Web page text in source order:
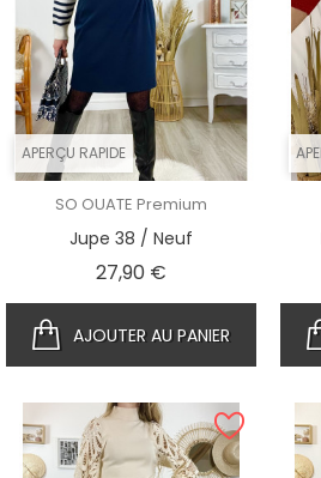
APERÇU RAPIDE
SO OUATE Premium
Jupe 38 / Neuf
27,90 €
AJOUTER AU PANIER